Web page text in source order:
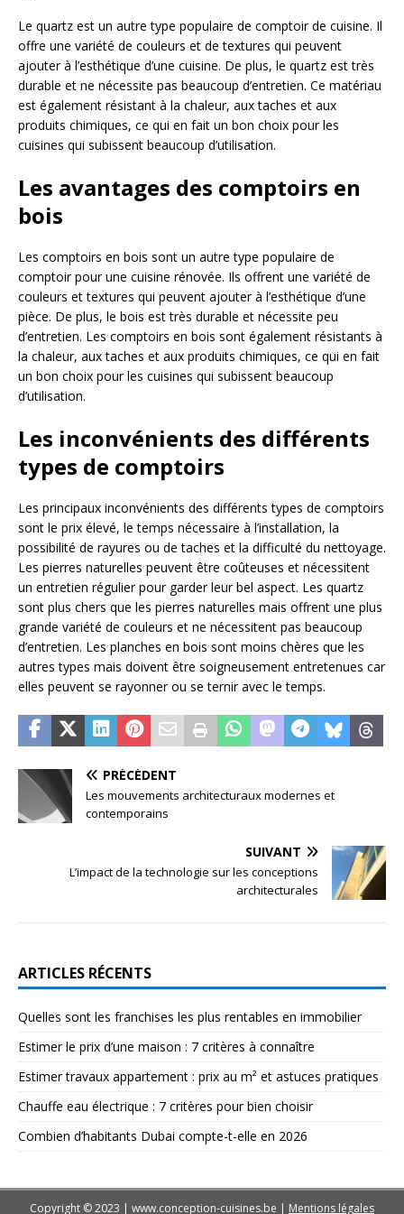
Le quartz est un autre type populaire de comptoir de cuisine. Il
offre une variété de couleurs et de textures qui peuvent
ajouter à l’esthétique d’une cuisine. De plus, le quartz est très
durable et ne nécessite pas beaucoup d’entretien. Ce matériau
est également résistant à la chaleur, aux taches et aux
produits chimiques, ce qui en fait un bon choix pour les
cuisines qui subissent beaucoup d’utilisation.
Les avantages des comptoirs en
bois
Les comptoirs en bois sont un autre type populaire de
comptoir pour une cuisine rénovée. Ils offrent une variété de
couleurs et textures qui peuvent ajouter à l’esthétique d’une
pièce. De plus, le bois est très durable et nécessite peu
d’entretien. Les comptoirs en bois sont également résistants à
la chaleur, aux taches et aux produits chimiques, ce qui en fait
un bon choix pour les cuisines qui subissent beaucoup
d’utilisation.
Les inconvénients des différents
types de comptoirs
Les principaux inconvénients des différents types de comptoirs
sont le prix élevé, le temps nécessaire à l’installation, la
possibilité de rayures ou de taches et la difficulté du nettoyage.
Les pierres naturelles peuvent être coûteuses et nécessitent
un entretien régulier pour garder leur bel aspect. Les quartz
sont plus chers que les pierres naturelles mais offrent une plus
grande variété de couleurs et ne nécessitent pas beaucoup
d’entretien. Les planches en bois sont moins chères que les
autres types mais doivent être soigneusement entretenues car
elles peuvent se rayonner ou se ternir avec le temps.
PRÉCÉDENT
Les mouvements architecturaux modernes et
contemporains
SUIVANT
L’impact de la technologie sur les conceptions
architecturales
ARTICLES RÉCENTS
Quelles sont les franchises les plus rentables en immobilier
Estimer le prix d’une maison : 7 critères à connaître
Estimer travaux appartement : prix au m² et astuces pratiques
Chauffe eau électrique : 7 critères pour bien choisir
Combien d’habitants Dubai compte-t-elle en 2026
Copyright © 2023 | www.conception-cuisines.be | Mentions légales